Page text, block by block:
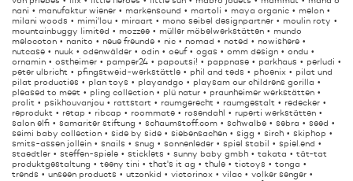
nani
manufaktur wiener markensound martoli maya organic
melon
milani woods
mimi'lou miraart mono seibel designpartner
moulin roty
mountainbuggy limited
mozzee müller möbelwerkstätten
mundo
melocoton
nanito neue freunde nic nomad noted
nowishere
nutcase
nuuk odenwälder odin oeuf ogas omm design
ondu
ornamin
ostheimer pamper24 papoutsi! pappnase parkhaus
perludi
peter ulbricht
pfingstweid-werkstättle phil and teds phoenix
pilat und
pilat producties
plan toys playandgo
playsam our childrens gorilla
pleased to meet
pling collection plü natur
praunheimer werkstätten
prolit
psikhouvanjou rattstart raumgerecht raumgestalt
redecker
reprodukt
retap ribcap roommate rosendahl
ruperti werkstätten
salon elfi
samariter stiftung schaumstoff.com schwalbe sebra
seed
seimi baby collection
side by side siebensachen sigg sirch
skiphop
smits-assen jollein
snails snug sonnenleder spiel stabil
spiel.end
staedtler
steffen-spiele sticklets sunny baby gmbh takata
tät-tat
produktgestaltung
teeny tini that's it ag thule tictoys
tonga
trends
unseen products utzonkid victorinox vilac volker senger